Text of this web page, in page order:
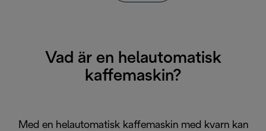
Vad är en helautomatisk
kaffemaskin?
Med en helautomatisk kaffemaskin med kvarn kan